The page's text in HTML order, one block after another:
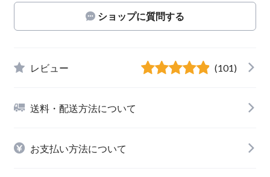
ショップに質問する
レビュー (101)
送料・配送方法について
お支払い方法について